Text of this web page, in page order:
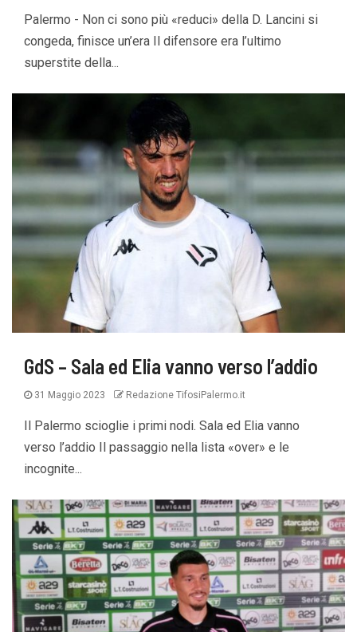
Palermo - Non ci sono più «reduci» della D. Lancini si
congeda, finisce un’era Il difensore era l’ultimo
superstite della...
GdS – Sala ed Elia vanno verso l’addio
31 Maggio 2023 Redazione TifosiPalermo.it
Il Palermo scioglie i primi nodi. Sala ed Elia vanno
verso l’addio Il passaggio nella lista «over» e le
incognite...